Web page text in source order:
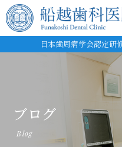
日本歯周病学会認定
ブログ
Blog